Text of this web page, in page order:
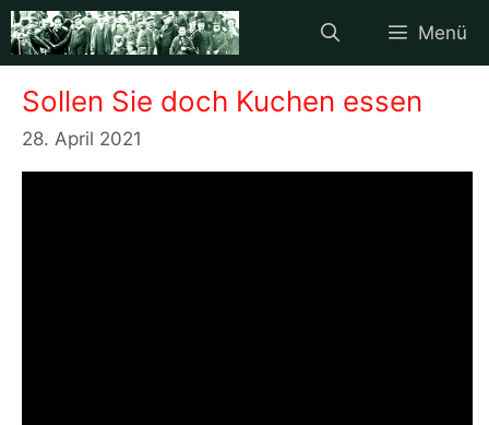
Zum
Inhalt
springen
Menü
Sollen Sie doch Kuchen essen
28. April 2021